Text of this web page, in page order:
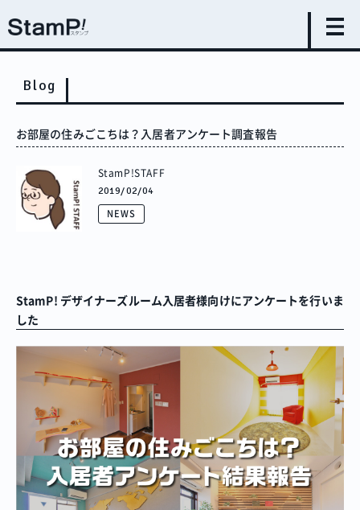
Blog
お部屋の住みごこちは？入居者アンケート調査報告
StamP!STAFF
2019/02/04
NEWS
StamP! デザイナーズルーム入居者様向けにアンケートを行いま
した